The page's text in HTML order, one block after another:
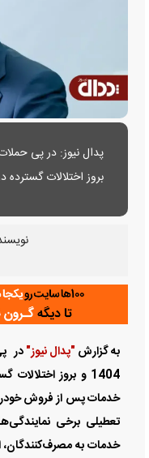
بروز اختلالات
به گزارش"پدال نیوز"در
1404 و بروز
خدمات پس از فروش
تعطیلی برخی
خدمات به مصرف‌کنندگان،